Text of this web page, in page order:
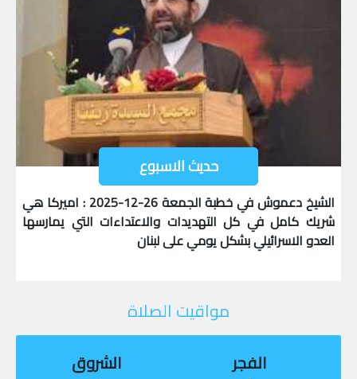
حديث الاسبوع
الشيخ دعموش في خطبة الجمعة 26-12-2025 : اميركا هي
شريك كامل في كل التهديدات والاعتداءات التي يمارسها
العدو الاسرائيلي بشكل يومي على لبنان
مواقيت الصلاة
الفجر الشروق